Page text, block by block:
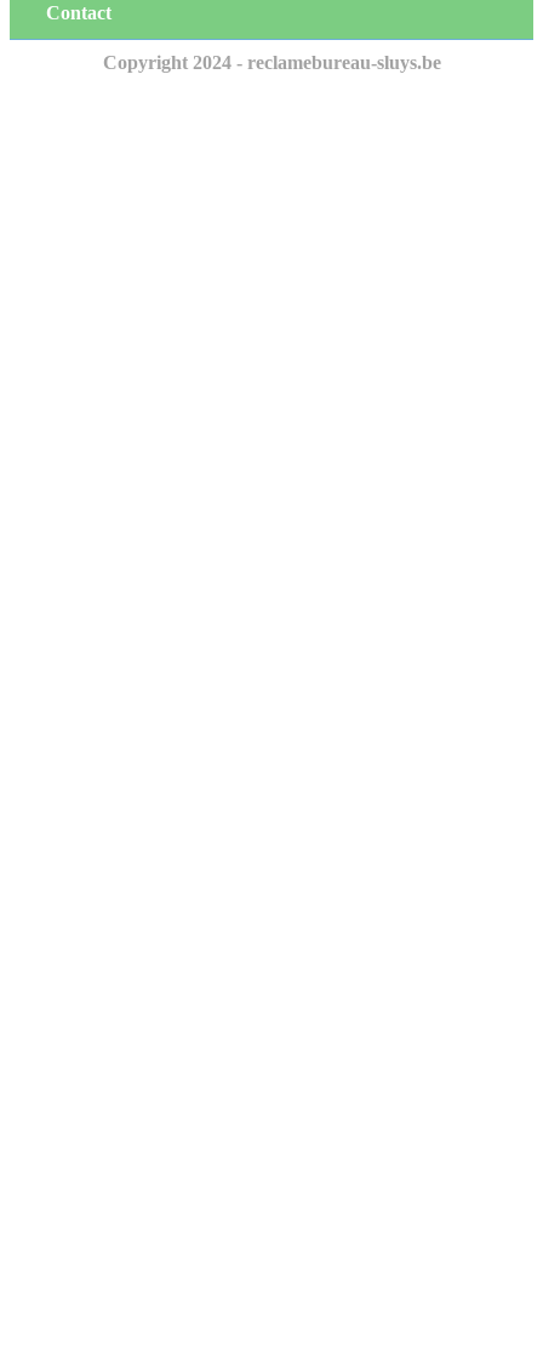
Contact
Copyright 2024 - reclamebureau-sluys.be